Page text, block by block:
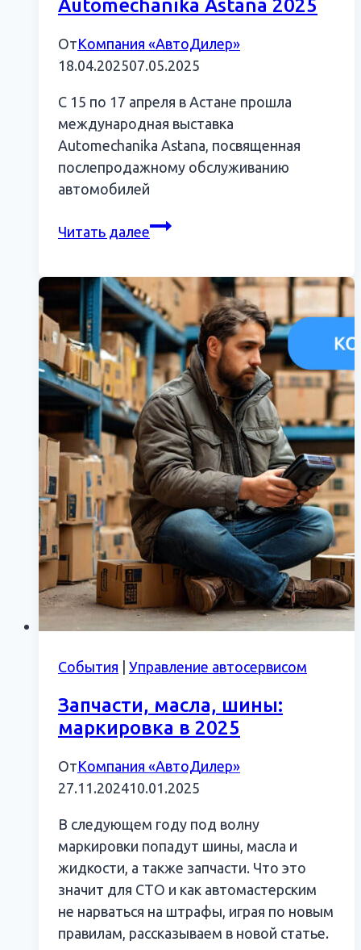
Automechanika Astana 2025
ОтКомпания «АвтоДилер»
18.04.202507.05.2025
С 15 по 17 апреля в Астане прошла
международная выставка
Automechanika Astana, посвященная
послепродажному обслуживанию
автомобилей
Читать далееАвтоДилер
Astana
2025
События Управление автосервисом
Запчасти, масла, шины:
маркировка в 2025
ОтКомпания «АвтоДилер»
27.11.202410.01.2025
В следующем году под волну
маркировки попадут шины, масла и
жидкости, а также запчасти. Что это
значит для СТО и как автомастерским
не нарваться на штрафы, играя по новым
правилам, рассказываем в новой статье.